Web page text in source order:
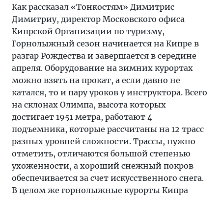
Как рассказал «Тонкостям» Димитрис
Димитриу, директор Московского офиса
Кипрской Организации по туризму,
Горнолыжный сезон начинается на Кипре в
разгар Рождества и завершается в середине
апреля. Оборудование на зимних курортах
можно взять на прокат, а если давно не
катался, то и пару уроков у инструктора. Всего
на склонах Олимпа, высота которых
достигает 1951 метра, работают 4
подъемника, которые рассчитаны на 12 трасс
разных уровней сложности. Трассы, нужно
отметить, отличаются большой степенью
ухоженности, а хороший снежный покров
обеспечивается за счет искусственного снега.
В целом же горнолыжные курорты Кипра